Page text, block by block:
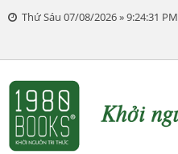
Thứ Sáu 07/08/2026 » 9:24:32 PM